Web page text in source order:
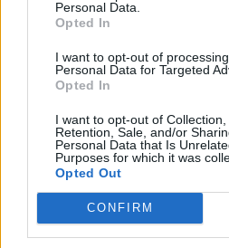
Personal Data.
Opted In
I want to opt-out of
Personal Data for Targeted
Opted In
I want to opt-out of Collection,
Retention, Sale, and/or
Personal Data that Is
Purposes for which it was
Opted Out
CONFIRM
Lifestyle
Koti & Asuminen
Some
Facebook
Instagram